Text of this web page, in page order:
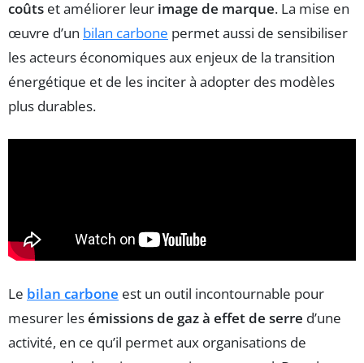
coûts et améliorer leur image de marque. La mise en
œuvre d’un bilan carbone permet aussi de sensibiliser
les acteurs économiques aux enjeux de la transition
énergétique et de les inciter à adopter des modèles
plus durables.
Le bilan carbone est un outil incontournable pour
mesurer lesémissions de gaz à effet de serre d’une
activité, en ce qu’il permet aux organisations de